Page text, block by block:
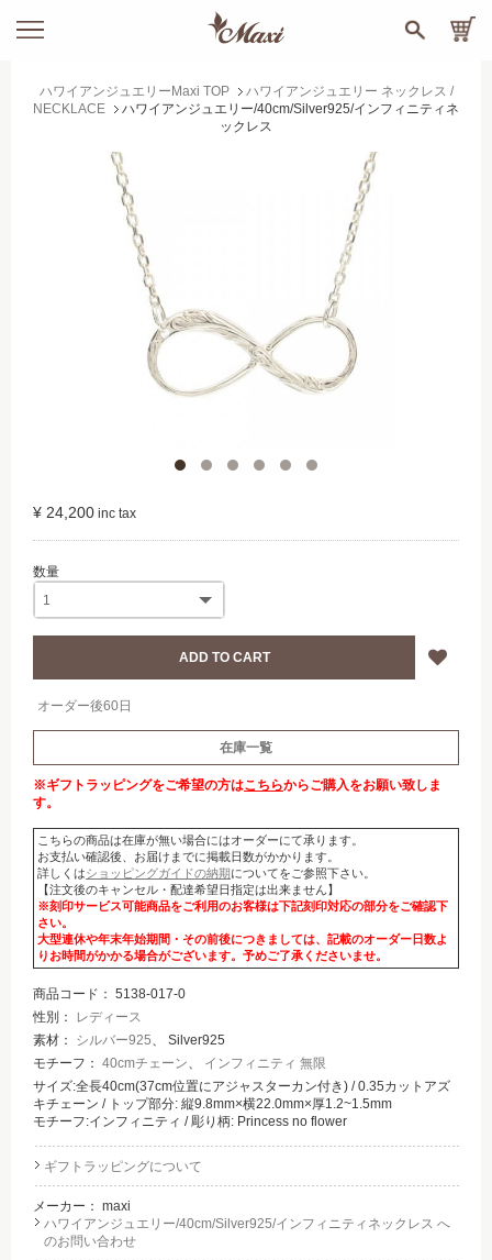
ハワイアンジュエリーMaxi TOP
ハワイアンジュエリー ネックレス /
NECKLACE
ハワイアンジュエリー/40cm/Silver925/インフィニティネ
ックレス
¥ 24,200
オーダー後60日
在庫一覧
※ギフトラッピングをご希望の方はこちらからご購入をお願い致しま
す。
こちらの商品は在庫が無い場合にはオーダーにて承ります。
お支払い確認後、お届けまでに掲載日数がかかります。
詳しくはショッピングガイドの納期についてをご参照下さい。
【注文後のキャンセル・配達希望日指定は出来ません】
※刻印サービス可能商品をご利用のお客様は下記刻印対応の部分をご確認下
さい。
大型連休や年末年始期間・その前後につきましては、記載のオーダー日数よ
りお時間がかかる場合がございます。予めご了承くださいませ。
商品コード： 5138-017-0
性別：
レディース
素材： シルバー925、 Silver925
モチーフ： 40cmチェーン、 インフィニティ 無限
サイズ:全長40cm(37cm位置にアジャスターカン付き) / 0.35カットアズ
キチェーン / トップ部分: 縦9.8mm×横22.0mm×厚1.2~1.5mm
モチーフ:インフィニティ / 彫り柄: Princess no flower
ギフトラッピングについて
メーカー： maxi
ハワイアンジュエリー/40cm/Silver925/インフィニティネックレス へ
のお問い合わせ